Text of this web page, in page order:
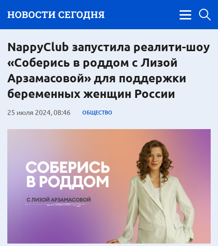
NappyClub запустила реалити-шоу
«Соберись в роддом с Лизой
Арзамасовой» для поддержки
беременных женщин России
25 июля 2024, 08:46 ОБЩЕСТВО